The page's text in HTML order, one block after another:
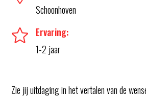
Schoonhoven
Ervaring:
1-2 jaar
Zie jij uitdaging in het vertalen van de